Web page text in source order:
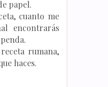
papel.
cuanto me
encontrarás
rumana,
haces.